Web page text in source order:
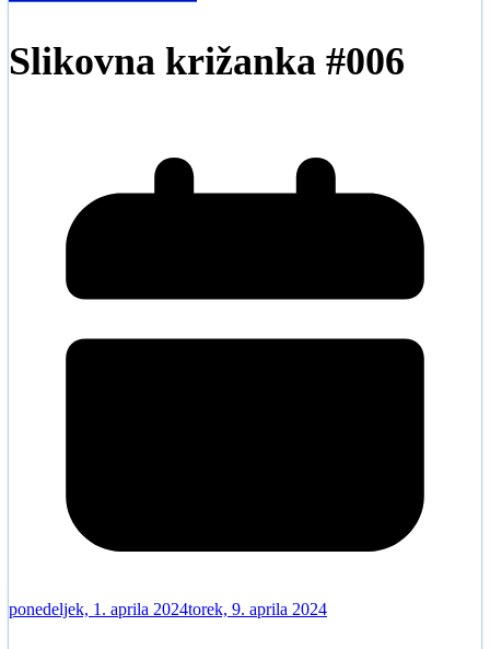
Slikovna križanka #006
ponedeljek, 1. aprila 2024torek, 9. aprila 2024